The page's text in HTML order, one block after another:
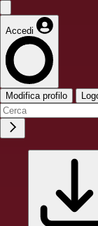
Accedi
Modifica profilo